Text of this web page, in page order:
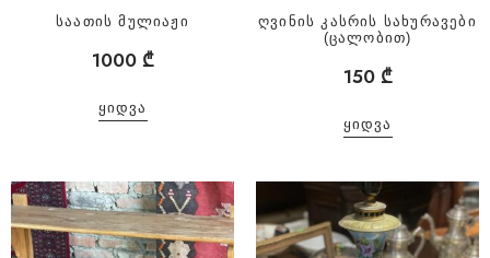
საათის მულიაჟი
1000 ₾
ᲧᲘᲓᲕᲐ
ღვინის კასრის სახურავები
(ცალობით)
150 ₾
ᲧᲘᲓᲕᲐ